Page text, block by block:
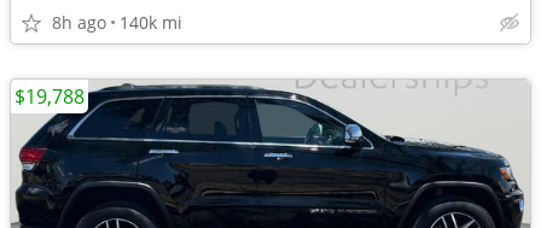
8h ago 140k mi
$19,788